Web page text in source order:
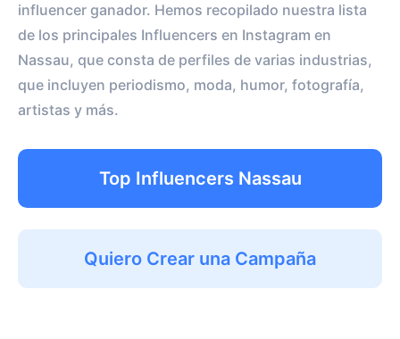
influencer ganador. Hemos recopilado nuestra lista
de los principales Influencers en Instagram en
Nassau, que consta de perfiles de varias industrias,
que incluyen periodismo, moda, humor, fotografía,
artistas y más.
Top Influencers Nassau
Quiero Crear una Campaña